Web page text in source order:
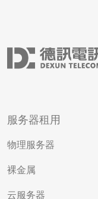
服务器租用
物理服务器
裸金属
云服务器